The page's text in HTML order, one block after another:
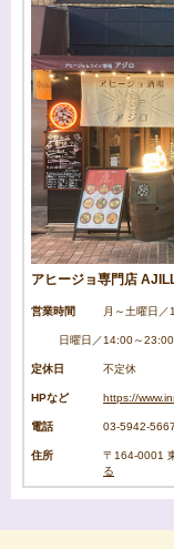
アヒージョ専門店
営業時間 月～土曜日
日曜日／14:00～23:00
定休日 不定休
HPなど https://
電話 03-5942-5667
住所 〒164-0001
る